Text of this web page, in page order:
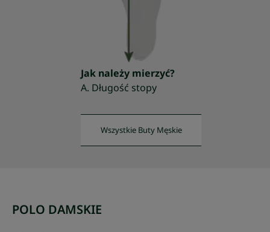
Jak należy mierzyć?
A. Długość stopy
Wszystkie Buty Męskie
POLO DAMSKIE